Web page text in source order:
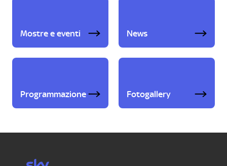
Mostre e eventi News
Programmazione Fotogallery